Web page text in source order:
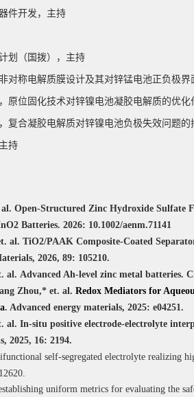
件开发 ，主持
划（国拨），主持
对称电解质膜设计及其对锌锰电池正负极
原位固化技术对锌镍电池凝胶电解质的优化
复合凝胶电解质对锌镍电池负极失效问题
持
Open-Structured Zinc Hydroxide Sulfate
Batteries. 2026: 10.1002/aenm.71141
al. TiO2/PAAK Composite-Coated
2026, 89: 105210.
al. Advanced Ah-level zinc metal batteries.
Zhou,* et. al. Redox Mediators for
. Advanced energy materials, 2025: e04251.
al. In-situ positive electrode-electrolyte
2025, 16: 2194.
self-segregated electrolyte realizing
uniform metrics for evaluating the